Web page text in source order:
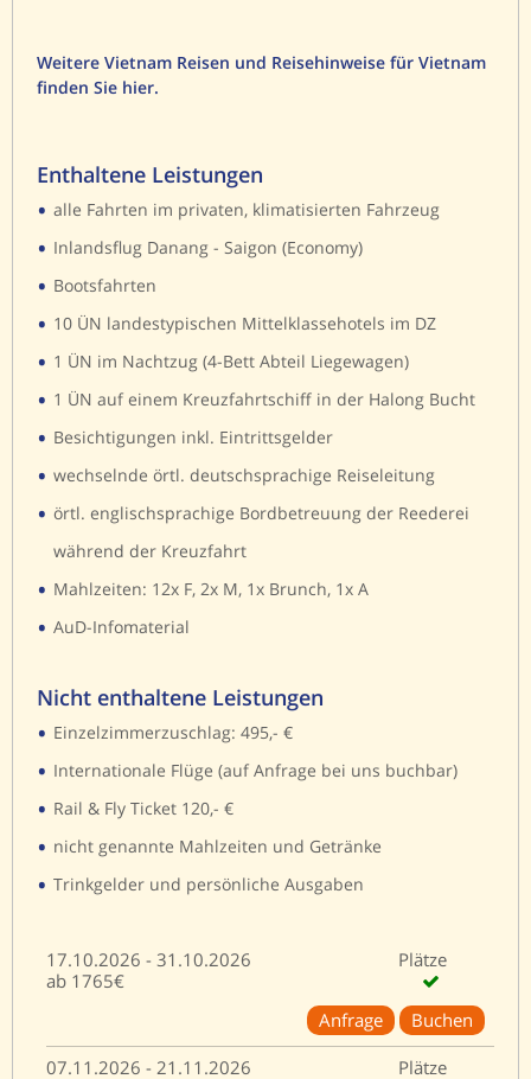
Weitere Vietnam Reisen und Reisehinweise für Vietnam
finden Sie hier.
Enthaltene Leistungen
• alle Fahrten im privaten, klimatisierten Fahrzeug
• Inlandsflug Danang - Saigon (Economy)
• Bootsfahrten
• 10 ÜN landestypischen Mittelklassehotels im DZ
• 1 ÜN im Nachtzug (4-Bett Abteil Liegewagen)
• 1 ÜN auf einem Kreuzfahrtschiff in der Halong Bucht
• Besichtigungen inkl. Eintrittsgelder
• wechselnde örtl. deutschsprachige Reiseleitung
• örtl. englischsprachige Bordbetreuung der Reederei
während der Kreuzfahrt
• Mahlzeiten: 12x F, 2x M, 1x Brunch, 1x A
• AuD-Infomaterial
Nicht enthaltene Leistungen
• Einzelzimmerzuschlag: 495,- €
• Internationale Flüge (auf Anfrage bei uns buchbar)
• Rail & Fly Ticket 120,- €
• nicht genannte Mahlzeiten und Getränke
• Trinkgelder und persönliche Ausgaben
17.10.2026 - 31.10.2026
Plätze
ab 1765€
Anfrage
Buchen
07.11.2026 - 21.11.2026
Plätze